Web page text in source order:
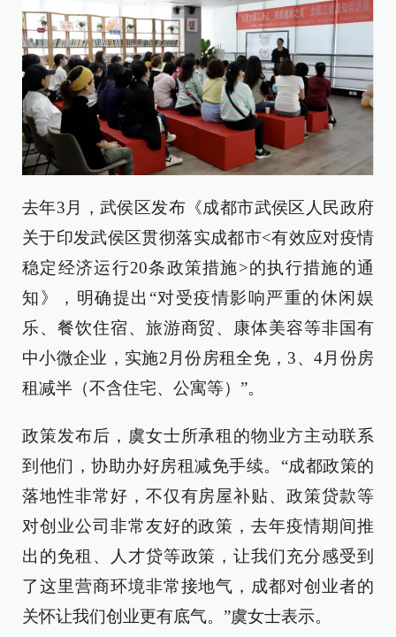
去年3月，武侯区发布《成都市武侯区人民政府
关于印发武侯区贯彻落实成都市<有效应对疫情
稳定经济运行20条政策措施>的执行措施的通
知》，明确提出“对受疫情影响严重的休闲娱
乐、餐饮住宿、旅游商贸、康体美容等非国有
中小微企业，实施2月份房租全免，3、4月份房
租减半（不含住宅、公寓等）”。
政策发布后，虞女士所承租的物业方主动联系
到他们，协助办好房租减免手续。“成都政策的
落地性非常好，不仅有房屋补贴、政策贷款等
对创业公司非常友好的政策，去年疫情期间推
出的免租、人才贷等政策，让我们充分感受到
了这里营商环境非常接地气，成都对创业者的
关怀让我们创业更有底气。”虞女士表示。